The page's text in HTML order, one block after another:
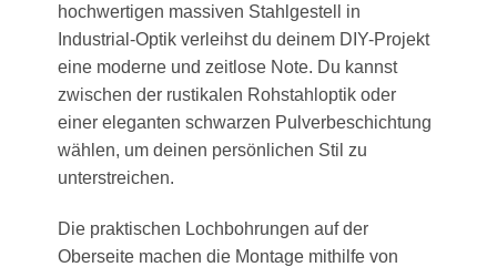
hochwertigen massiven Stahlgestell in
Industrial-Optik verleihst du deinem DIY-Projekt
eine moderne und zeitlose Note. Du kannst
zwischen der rustikalen Rohstahloptik oder
einer eleganten schwarzen Pulverbeschichtung
wählen, um deinen persönlichen Stil zu
unterstreichen.
Die praktischen Lochbohrungen auf der
Oberseite machen die Montage mithilfe von